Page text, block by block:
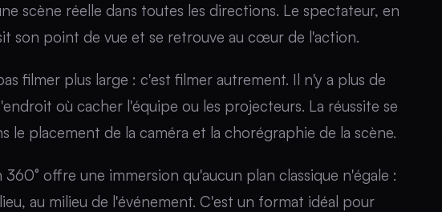
scène réelle dans toutes les directions. Le spectateur, en
son point de vue et se retrouve au cœur de l'action.
filmer plus large : c'est filmer autrement. Il n'y a plus de
où cacher l'équipe ou les projecteurs. La réussite se
le placement de la caméra et la chorégraphie de la scène.
offre une immersion qu'aucun plan classique n'égale :
au milieu de l'événement. C'est un format idéal pour